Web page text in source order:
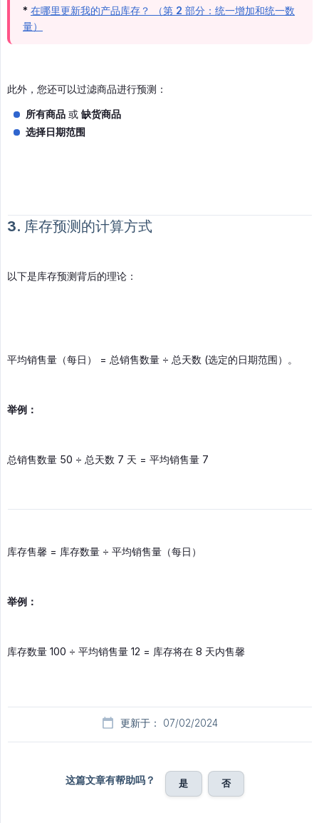
* 在哪里更新我的产品库存？ （第 2 部分：统一增加和统一数
量）
此外，您还可以过滤商品进行预测：
所有商品 或 缺货商品
选择日期范围
3. 库存预测的计算方式
以下是库存预测背后的理论：
平均销售量（每日） = 总销售数量 ÷ 总天数 (选定的日期范围）。
举例：
总销售数量 50 ÷ 总天数 7 天 = 平均销售量 7
库存售馨 = 库存数量 ÷ 平均销售量（每日）
举例：
库存数量 100 ÷ 平均销售量 12 = 库存将在 8 天内售馨
更新于： 07/02/2024
这篇文章有帮助吗？ 是 否